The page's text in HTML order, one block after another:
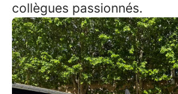
collègues passionnés.